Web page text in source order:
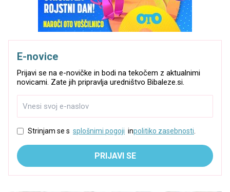
E-novice
Prijavi se na e-novičke in bodi na tekočem z aktualnimi
novicami. Zate jih pripravlja uredništvo Bibaleze.si.
Strinjam se s splošnimi pogoji inpolitiko zasebnosti
PRIJAVI SE